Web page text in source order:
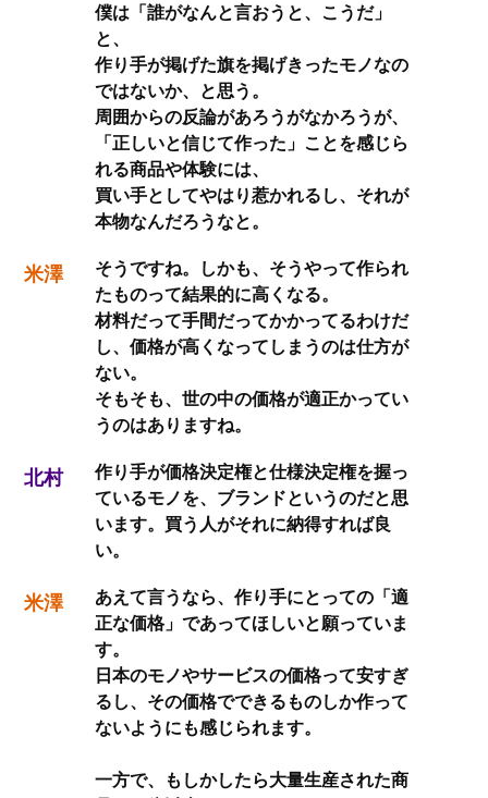
僕は「誰がなんと言おうと、こうだ」
と、
作り手が掲げた旗を掲げきったモノなの
ではないか、と思う。
周囲からの反論があろうがなかろうが、
「正しいと信じて作った」ことを感じら
れる商品や体験には、
買い手としてやはり惹かれるし、それが
本物なんだろうなと。
米澤
そうですね。しかも、そうやって作られ
たものって結果的に高くなる。
材料だって手間だってかかってるわけだ
し、価格が高くなってしまうのは仕方が
ない。
そもそも、世の中の価格が適正かってい
うのはありますね。
北村
作り手が価格決定権と仕様決定権を握っ
ているモノを、ブランドというのだと思
います。買う人がそれに納得すれば良
い。
米澤
あえて言うなら、作り手にとっての「適
正な価格」であってほしいと願っていま
す。
日本のモノやサービスの価格って安すぎ
るし、その価格でできるものしか作って
ないようにも感じられます。
一方で、もしかしたら大量生産された商